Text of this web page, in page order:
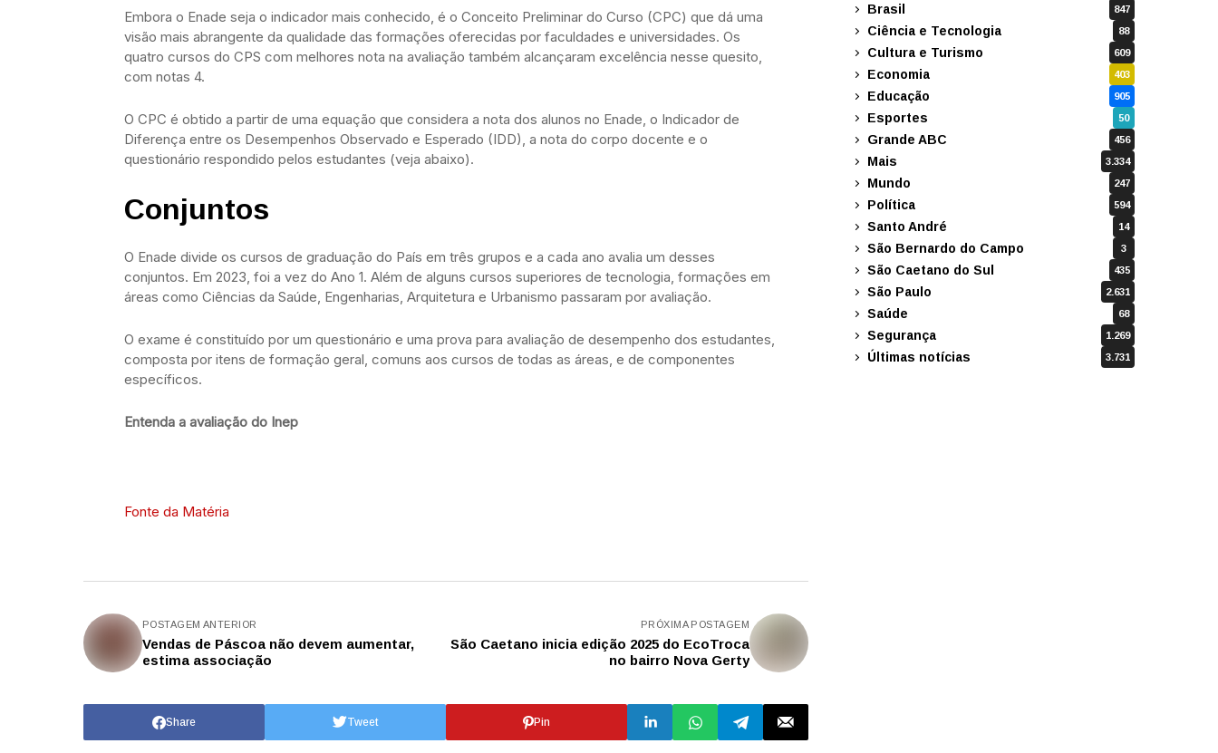
Embora o Enade seja o indicador mais conhecido, é o Conceito Preliminar do Curso (CPC) que dá uma
visão mais abrangente da qualidade das formações oferecidas por faculdades e universidades. Os
quatro cursos do CPS com melhores nota na avaliação também alcançaram excelência nesse quesito,
com notas 4.
O CPC é obtido a partir de uma equação que considera a nota dos alunos no Enade, o Indicador de
Diferença entre os Desempenhos Observado e Esperado (IDD), a nota do corpo docente e o
questionário respondido pelos estudantes (veja abaixo).
Conjuntos
O Enade divide os cursos de graduação do País em três grupos e a cada ano avalia um desses
conjuntos. Em 2023, foi a vez do Ano 1. Além de alguns cursos superiores de tecnologia, formações em
áreas como Ciências da Saúde, Engenharias, Arquitetura e Urbanismo passaram por avaliação.
O exame é constituído por um questionário e uma prova para avaliação de desempenho dos estudantes,
composta por itens de formação geral, comuns aos cursos de todas as áreas, e de componentes
específicos.
Entenda a avaliação do Inep
Fonte da Matéria
POSTAGEM ANTERIOR
Vendas de Páscoa não devem aumentar,
estima associação
PRÓXIMA POSTAGEM
São Caetano inicia edição 2025 do EcoTroca
no bairro Nova Gerty
Share Tweet Pin
Brasil 847
Ciência e Tecnologia 88
Cultura e Turismo 609
Economia 403
Educação 905
Esportes 50
Grande ABC 456
Mais 3.334
Mundo 247
Política 594
Santo André 14
São Bernardo do Campo 3
São Caetano do Sul 435
São Paulo 2.631
Saúde 68
Segurança 1.269
Últimas notícias 3.731